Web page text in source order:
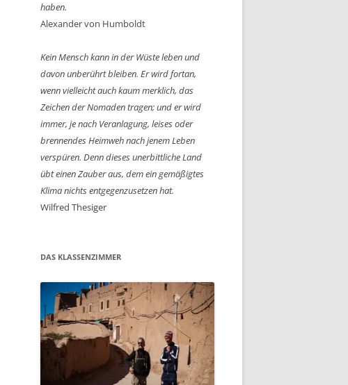
haben.
Alexander von Humboldt
Kein Mensch kann in der Wüste leben und
davon unberührt bleiben. Er wird fortan,
wenn vielleicht auch kaum merklich, das
Zeichen der Nomaden tragen; und er wird
immer, je nach Veranlagung, leises oder
brennendes Heimweh nach jenem Leben
verspüren. Denn dieses unerbittliche Land
übt einen Zauber aus, dem ein gemäßigtes
Klima nichts entgegenzusetzen hat.
Wilfred Thesiger
DAS KLASSENZIMMER